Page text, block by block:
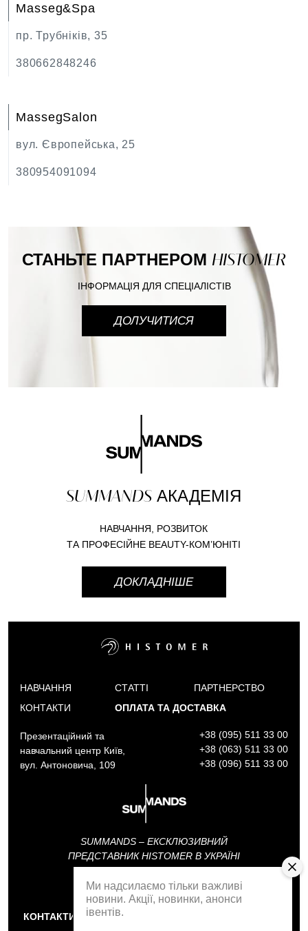
Masseg&Spa
пр. Трубніків, 35
380662848246
MassegSalon
вул. Європейська, 25
380954091094
СТАНЬТЕ ПАРТНЕРОМ HISTOMER
ІНФОРМАЦІЯ ДЛЯ СПЕЦІАЛІСТІВ
ДОЛУЧИТИСЯ
SUMMANDS АКАДЕМІЯ
НАВЧАННЯ, РОЗВИТОК
ТА ПРОФЕСІЙНЕ BEAUTY-КОМ’ЮНІТІ
ДОКЛАДНІШЕ
НАВЧАННЯ
КОНТАКТИ
СТАТТІ
ПАРТНЕРСТВО
ОПЛАТА ТА ДОСТАВКА
Презентаційний та
навчальний центр Київ,
вул. Антоновича, 109
+38 (095) 511 33 00
+38 (063) 511 33 00
+38 (096) 511 33 00
SUMMANDS – ЕКСКЛЮЗИВНИЙ
ПРЕДСТАВНИК HISTOMER В УКРАЇНІ
АКАДЕМІЯ SUMMANDS
КОНТАКТИ
Ми надсилаємо тільки важливі
новини. Акції, новинки, анонси
івентів.